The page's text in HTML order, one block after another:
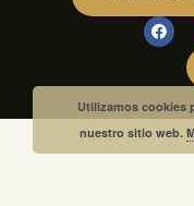
Utilizamos cookies
nuestro sitio web.